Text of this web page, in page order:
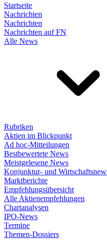
Startseite
Nachrichten
Nachrichten
Nachrichten auf FN
Alle News
Rubriken
Aktien im Blickpunkt
Ad hoc-Mitteilungen
Bestbewertete News
Meistgelesene News
Konjunktur- und
Marktberichte
Empfehlungsübersicht
Alle Aktienempfehlungen
Chartanalysen
IPO-News
Termine
Themen-Dossiers